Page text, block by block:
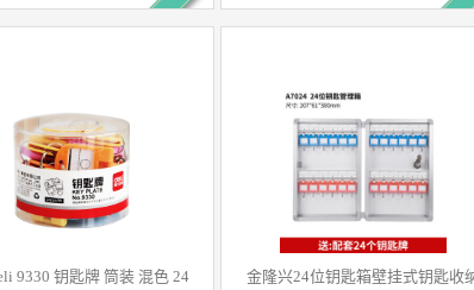
9330 钥匙牌 筒装 混色 24
金隆兴24位钥匙箱壁挂式钥匙收